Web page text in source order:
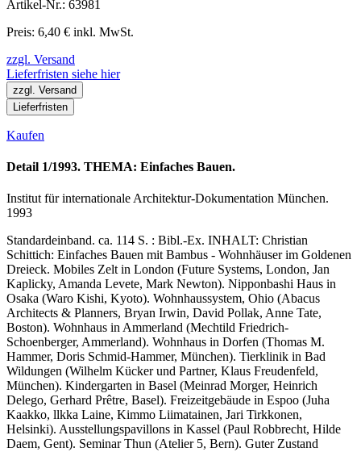
Artikel-Nr.: 63981
Preis: 6,40 € inkl. MwSt.
zzgl. Versand
Lieferfristen siehe hier
zzgl. Versand
Lieferfristen
Kaufen
Detail 1/1993. THEMA: Einfaches Bauen.
Institut für internationale Architektur-Dokumentation München.
1993
Standardeinband. ca. 114 S. : Bibl.-Ex. INHALT: Christian
Schittich: Einfaches Bauen mit Bambus - Wohnhäuser im Goldenen
Dreieck. Mobiles Zelt in London (Future Systems, London, Jan
Kaplicky, Amanda Levete, Mark Newton). Nipponbashi Haus in
Osaka (Waro Kishi, Kyoto). Wohnhaussystem, Ohio (Abacus
Architects & Planners, Bryan Irwin, David Pollak, Anne Tate,
Boston). Wohnhaus in Ammerland (Mechtild Friedrich-
Schoenberger, Ammerland). Wohnhaus in Dorfen (Thomas M.
Hammer, Doris Schmid-Hammer, München). Tierklinik in Bad
Wildungen (Wilhelm Kücker und Partner, Klaus Freudenfeld,
München). Kindergarten in Basel (Meinrad Morger, Heinrich
Delego, Gerhard Prêtre, Basel). Freizeitgebäude in Espoo (Juha
Kaakko, llkka Laine, Kimmo Liimatainen, Jari Tirkkonen,
Helsinki). Ausstellungspavillons in Kassel (Paul Robbrecht, Hilde
Daem, Gent). Seminar Thun (Atelier 5, Bern). Guter Zustand